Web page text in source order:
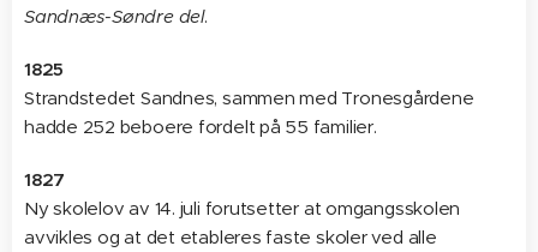
Sandnæs-Søndre del.
1825
Strandstedet Sandnes, sammen med Tronesgårdene
hadde 252 beboere fordelt på 55 familier.
1827
Ny skolelov av 14. juli forutsetter at omgangsskolen
avvikles og at det etableres faste skoler ved alle